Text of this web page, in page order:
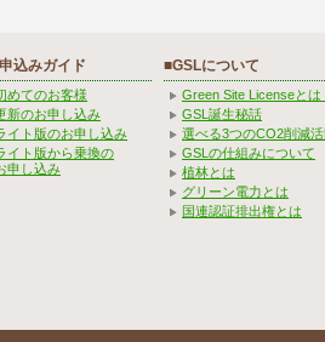
込みガイド
めてのお客様
新のお申し込み
イト版のお申し込み
イト版から乗換の
申し込み
■GSLについて
Green Site Licenseとは
GSL誕生秘話
選べる3つのCO2削減
GSLの仕組みについて
植林とは
グリーン電力とは
国連認証排出権とは